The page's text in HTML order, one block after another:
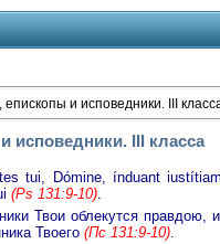
и исповедники. III
III класса
tui, Dómine, índuant
(Ps 131:9-10).
Твои облекутся правдою,
Твоего (Пс 131:9-10).